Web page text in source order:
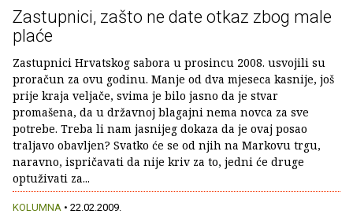
Zastupnici, zašto ne date otkaz zbog male
plaće
Zastupnici Hrvatskog sabora u prosincu 2008. usvojili su
proračun za ovu godinu. Manje od dva mjeseca kasnije, još
prije kraja veljače, svima je bilo jasno da je stvar
promašena, da u državnoj blagajni nema novca za sve
potrebe. Treba li nam jasnijeg dokaza da je ovaj posao
traljavo obavljen? Svatko će se od njih na Markovu trgu,
naravno, ispričavati da nije kriv za to, jedni će druge
optuživati za...
KOLUMNA • 22.02.2009.